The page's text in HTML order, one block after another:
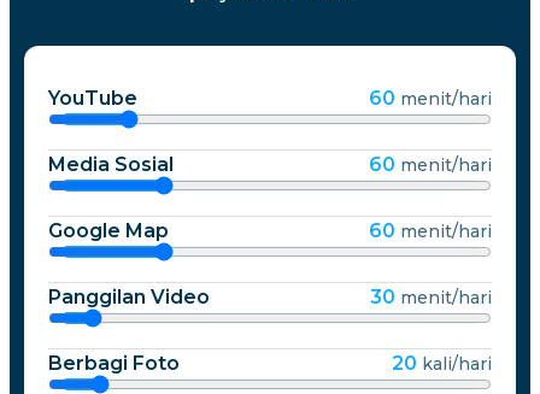
YouTube 60 menit/hari
Media Sosial 60 menit/hari
Google Map 60 menit/hari
Panggilan Video 30 menit/hari
Berbagi Foto 20 kali/hari